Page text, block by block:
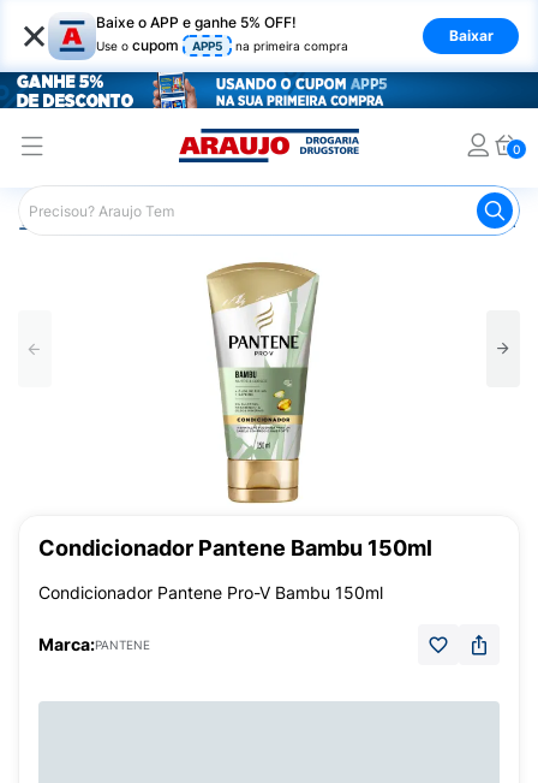
× Baixe o APP e ganhe 5% OFF!
Use o cupom APP5 na primeira compra
Baixar
0
Araujo Cabelo Cabelos com Queda
Condicionador Pantene Bambu 150ml
Condicionador Pantene Pro-V Bambu 150ml
Marca:PANTENE